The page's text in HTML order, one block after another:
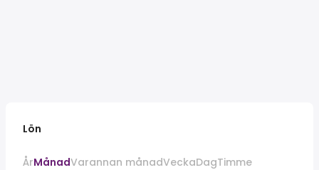
Lön
ÅrMånadVarannan månadVeckaDagTimme